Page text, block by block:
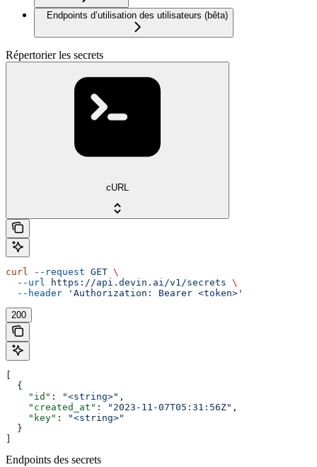
Endpoints d’utilisation des utilisateurs (bêta)
Répertorier les secrets
cURL
curl --request GET \
  --url
https://api.devin.ai/v1/secrets \
  --header
'Authorization: Bearer <token>'
200
  {
    "id"
: "<string>" ,
    "created_at"
: "2023-11-07T05:31:56Z" ,
    "key"
:
"<string>"
  }
Endpoints des secrets